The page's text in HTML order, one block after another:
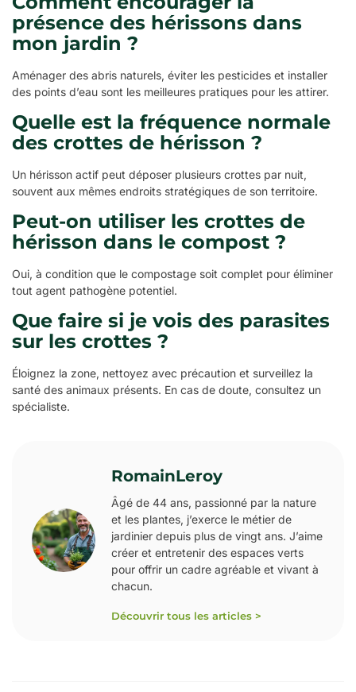
présence des hérissons dans
mon jardin ?
Aménager des abris naturels, éviter les pesticides et installer
des points d’eau sont les meilleures pratiques pour les attirer.
Quelle est la fréquence normale
des crottes de hérisson ?
Un hérisson actif peut déposer plusieurs crottes par nuit,
souvent aux mêmes endroits stratégiques de son territoire.
Peut-on utiliser les crottes de
hérisson dans le compost ?
Oui, à condition que le compostage soit complet pour éliminer
tout agent pathogène potentiel.
Que faire si je vois des parasites
sur les crottes ?
Éloignez la zone, nettoyez avec précaution et surveillez la
santé des animaux présents. En cas de doute, consultez un
spécialiste.
RomainLeroy
Âgé de 44 ans, passionné par la nature
et les plantes, j’exerce le métier de
jardinier depuis plus de vingt ans. J’aime
créer et entretenir des espaces verts
pour offrir un cadre agréable et vivant à
chacun.
Découvrir tous les articles >